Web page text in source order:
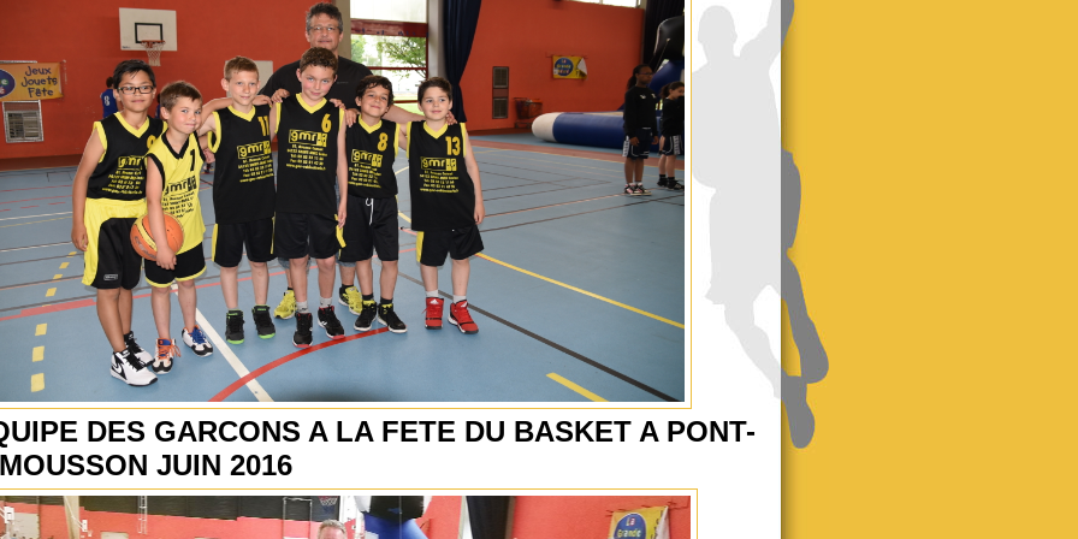
DES GARCONS A LA FETE DU BASKET A PONT-
JUIN 2016